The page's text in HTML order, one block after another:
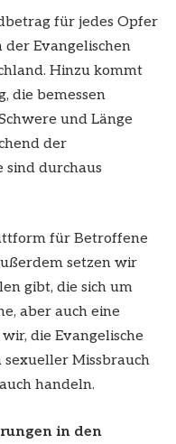
für jedes Opfer
Evangelischen
Hinzu kommt
die bemessen
und Länge
der
sind durchaus
für Betroffene
setzen wir
gibt, die sich um
aber auch eine
die Evangelische
Missbrauch
handeln.
in den